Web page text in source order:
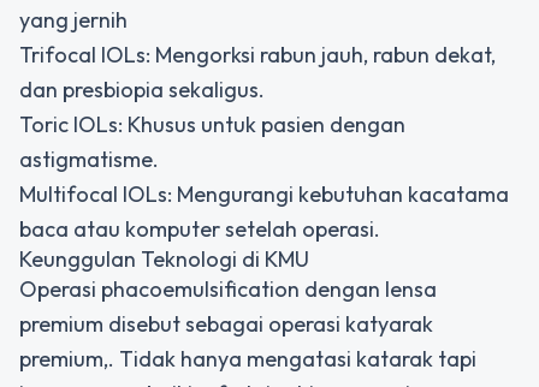
yang jernih
Trifocal IOLs: Mengorksi rabun jauh, rabun dekat,
dan presbiopia sekaligus.
Toric IOLs: Khusus untuk pasien dengan
astigmatisme.
Multifocal IOLs: Mengurangi kebutuhan kacatama
baca atau komputer setelah operasi.
Keunggulan Teknologi di KMU
Operasi phacoemulsification dengan lensa
premium disebut sebagai operasi katyarak
premium,. Tidak hanya mengatasi katarak tapi